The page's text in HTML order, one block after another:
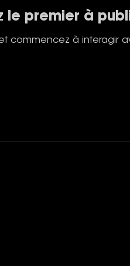
le premier à
commencez à interagir